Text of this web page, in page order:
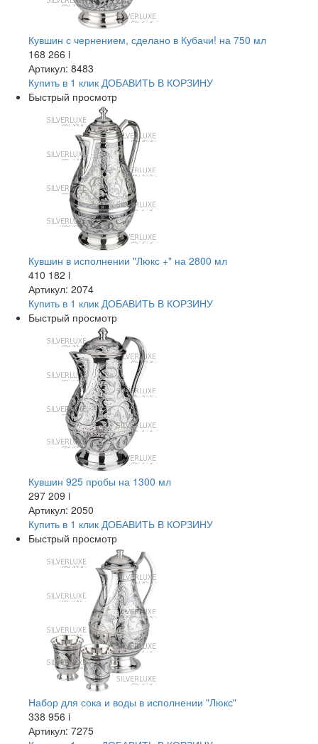
Кувшин с чернением, сделано в Кубачи! на 750 мл
168 266 i
Артикул: 8483
Купить в 1 клик ДОБАВИТЬ В КОРЗИНУ
Быстрый просмотр
Кувшин в исполнении "Люкс +" на 2800 мл
410 182 i
Артикул: 2074
Купить в 1 клик ДОБАВИТЬ В КОРЗИНУ
Быстрый просмотр
Кувшин 925 пробы на 1300 мл
297 209 i
Артикул: 2050
Купить в 1 клик ДОБАВИТЬ В КОРЗИНУ
Быстрый просмотр
Набор для сока и воды в исполнении "Люкс"
338 956 i
Артикул: 7275